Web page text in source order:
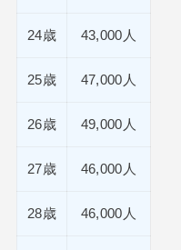
24歳 43,000人
25歳 47,000人
26歳 49,000人
27歳 46,000人
28歳 46,000人